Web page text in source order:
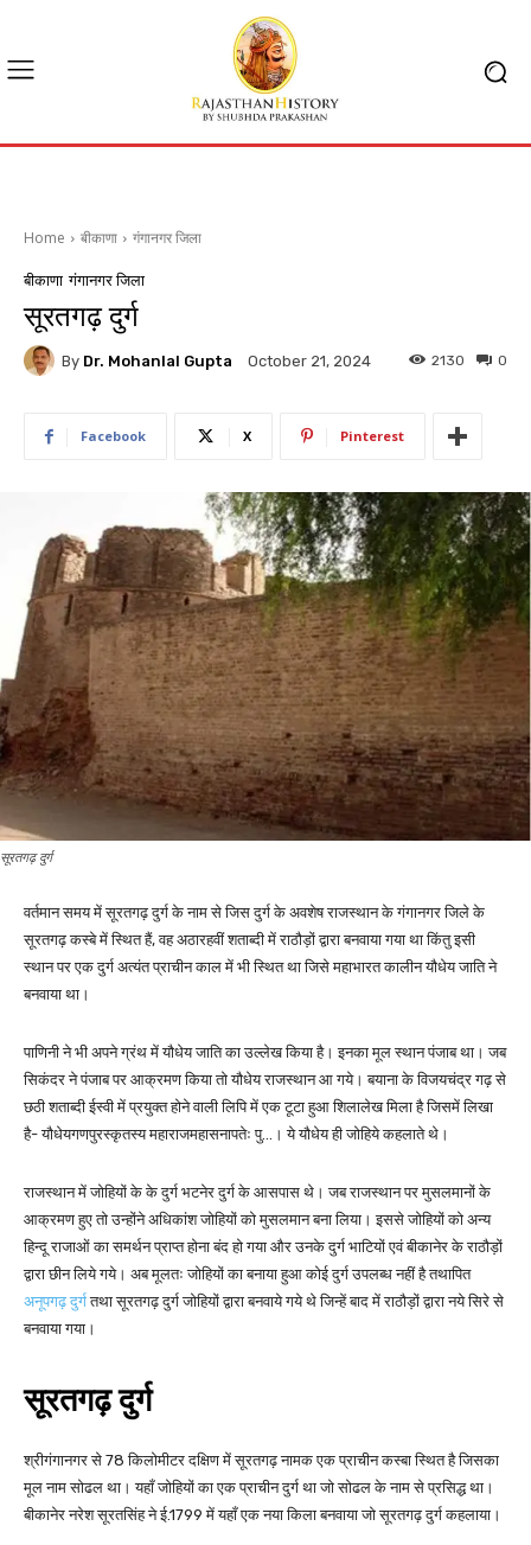
Home बीकाणा गंगानगर जिला
बीकाणा गंगानगर जिला
सूरतगढ़ दुर्ग
By Dr. Mohanlal Gupta October 21, 2024 0
2130
Facebook X Pinterest
सूरतगढ़ दुर्ग
वर्तमान समय में सूरतगढ़ दुर्ग के नाम से जिस दुर्ग के अवशेष राजस्थान के गंगानगर जिले के
सूरतगढ़ कस्बे में स्थित हैं, वह अठारहवीं शताब्दी में राठौड़ों द्वारा बनवाया गया था किंतु इसी
स्थान पर एक दुर्ग अत्यंत प्राचीन काल में भी स्थित था जिसे महाभारत कालीन यौधेय जाति ने
बनवाया था।
पाणिनी ने भी अपने ग्रंथ में यौधेय जाति का उल्लेख किया है। इनका मूल स्थान पंजाब था। जब
सिकंदर ने पंजाब पर आक्रमण किया तो यौधेय राजस्थान आ गये। बयाना के विजयचंद्र गढ़ से
छठी शताब्दी ईस्वी में प्रयुक्त होने वाली लिपि में एक टूटा हुआ शिलालेख मिला है जिसमें लिखा
है- यौधेयगणपुरस्कृतस्य महाराजमहासनापतेः पु…। ये यौधेय ही जोहिये कहलाते थे।
राजस्थान में जोहियों के के दुर्ग भटनेर दुर्ग के आसपास थे। जब राजस्थान पर मुसलमानों के
आक्रमण हुए तो उन्होंने अधिकांश जोहियों को मुसलमान बना लिया। इससे जोहियों को अन्य
हिन्दू राजाओं का समर्थन प्राप्त होना बंद हो गया और उनके दुर्ग भाटियों एवं बीकानेर के राठौड़ों
द्वारा छीन लिये गये। अब मूलतः जोहियों का बनाया हुआ कोई दुर्ग उपलब्ध नहीं है तथापित
अनूपगढ़ दुर्गतथा सूरतगढ़ दुर्ग जोहियों द्वारा बनवाये गये थे जिन्हें बाद में राठौड़ों द्वारा नये सिरे से
बनवाया गया।
सूरतगढ़ दुर्ग
श्रीगंगानगर से 78 किलोमीटर दक्षिण में सूरतगढ़ नामक एक प्राचीन कस्बा स्थित है जिसका
मूल नाम सोढल था। यहाँ जोहियों का एक प्राचीन दुर्ग था जो सोढल के नाम से प्रसिद्ध था।
बीकानेर नरेश सूरतसिंह ने ई.1799 में यहाँ एक नया किला बनवाया जो सूरतगढ़ दुर्ग कहलाया।